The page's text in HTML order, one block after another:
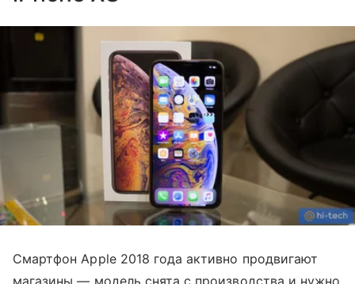
Смартфон Apple 2018 года активно продвигают